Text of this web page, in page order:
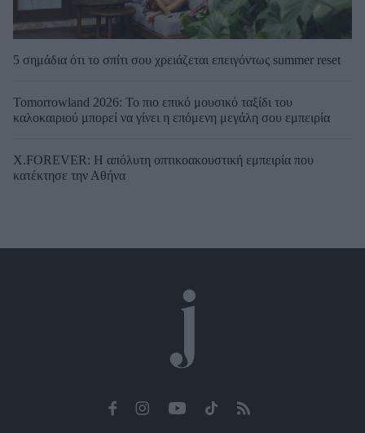
5 σημάδια ότι το σπίτι σου χρειάζεται επειγόντως summer reset
Tomorrowland 2026: Το πιο επικό μουσικό ταξίδι του
καλοκαιριού μπορεί να γίνει η επόμενη μεγάλη σου εμπειρία
X.FOREVER: Η απόλυτη οπτικοακουστική εμπειρία που
κατέκτησε την Αθήνα